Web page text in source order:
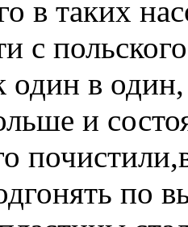
в таких
с
один в
и
по